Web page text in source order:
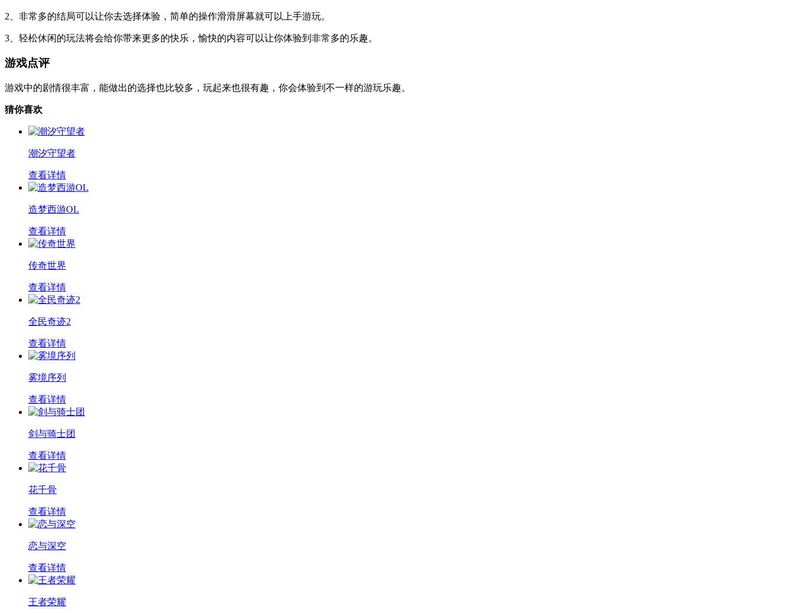
2、非常多的结局可以让你去选择体验，简单的操作滑滑屏幕就可以上手游玩。
3、轻松休闲的玩法将会给你带来更多的快乐，愉快的内容可以让你体验到非常多的乐趣。
游戏点评
游戏中的剧情很丰富，能做出的选择也比较多，玩起来也很有趣，你会体验到不一样的游玩乐趣。
猜你喜欢
潮汐守望者
查看详情
造梦西游OL
查看详情
传奇世界
查看详情
全民奇迹2
查看详情
雾境序列
查看详情
剑与骑士团
查看详情
花千骨
查看详情
恋与深空
查看详情
王者荣耀